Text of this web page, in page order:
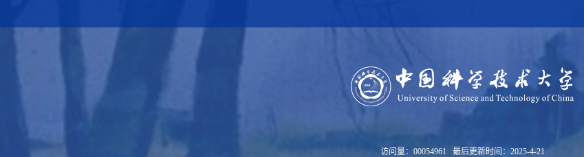
访问量： 00054961 最后更新时间： 2025-4-21